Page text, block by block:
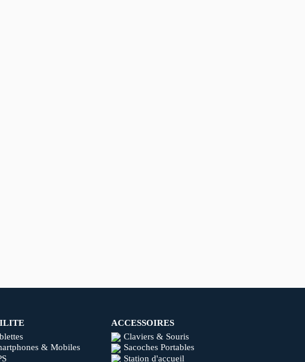
& Mobiles
ACCESSOIRES
Claviers & Souris
Sacoches Portables
Station d'accueil